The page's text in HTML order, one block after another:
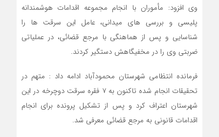
وي افزود: مأموران با انجام مجموعه اقدامات هوشمندانه
پليسي و بررسي هاي ميداني، عامل اين سرقت ها را
شناسايي و پس از هماهنگي با مرجع قضائي، در عملياتي
ضربتي وي را در مخفيگاهش دستگير کردند.
فرمانده انتظامي شهرستان محمودآباد ادامه داد : متهم در
تحقيقات انجام شده تاکنون به 7 فقره سرقت دوچرخه در اين
شهرستان اعتراف کرد و پس از تشکيل پرونده براي انجام
اقدامات قانوني به مرجع قضائي معرفي شد.